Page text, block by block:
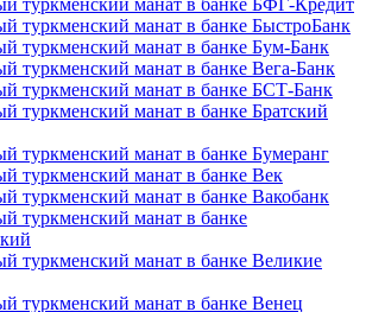
туркменский манат в банке БФГ-Кредит
туркменский манат в банке БыстроБанк
туркменский манат в банке Бум-Банк
туркменский манат в банке Вега-Банк
туркменский манат в банке БСТ-Банк
туркменский манат в банке Братский
туркменский манат в банке Бумеранг
туркменский манат в банке Век
туркменский манат в банке Вакобанк
туркменский манат в банке
туркменский манат в банке Великие
туркменский манат в банке Венец